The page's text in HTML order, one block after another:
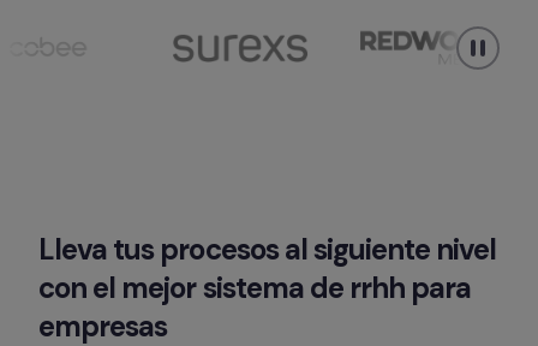
Lleva tus procesos al siguiente nivel
con el mejor sistema de rrhh para
empresas